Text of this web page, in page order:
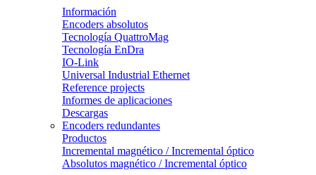
Información
Encoders absolutos
Tecnología QuattroMag
Tecnología EnDra
IO-Link
Universal Industrial Ethernet
Reference projects
Informes de aplicaciones
Descargas
Encoders redundantes
Productos
Incremental magnético / Incremental óptico
Absolutos magnético / Incremental óptico